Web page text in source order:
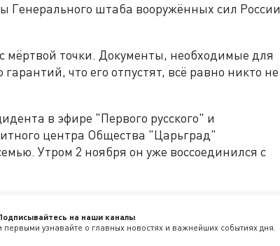
Генерального штаба вооружённых сил России
мёртвой точки. Документы, необходимые для
что его отпустят, всё равно никто не
в эфире "Первого русского" и
центра Общества "Царьград"
Утром 2 ноября он уже воссоединился с
на наши каналы
первыми узнавайте о главных новостях и важнейших событиях дня.